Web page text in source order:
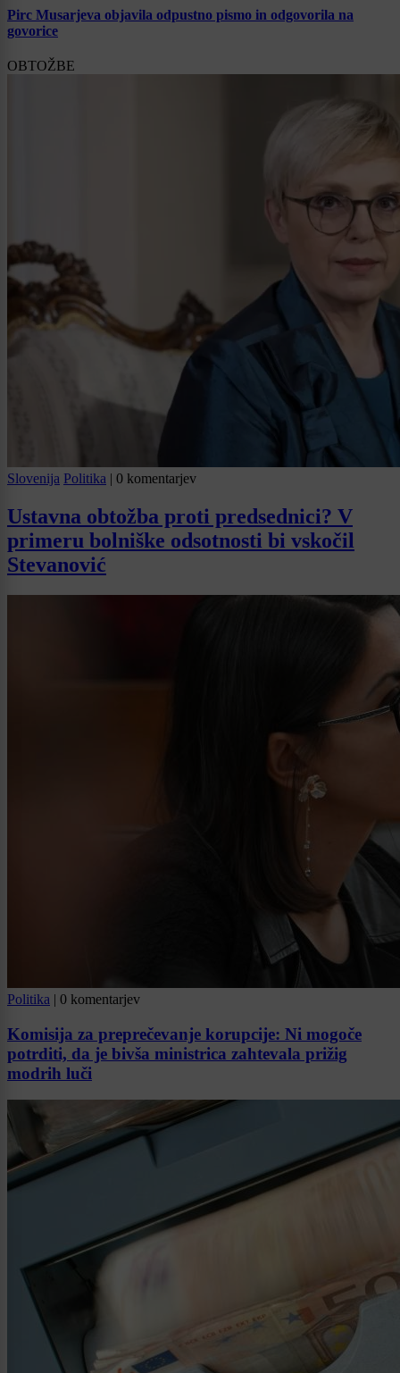
Pirc Musarjeva objavila odpustno pismo in odgovorila na
govorice
OBTOŽBE
Slovenija Politika | 0 komentarjev
Ustavna obtožba proti predsednici? V
primeru bolniške odsotnosti bi vskočil
Stevanović
Politika | 0 komentarjev
Komisija za preprečevanje korupcije: Ni mogoče
potrditi, da je bivša ministrica zahtevala prižig
modrih luči